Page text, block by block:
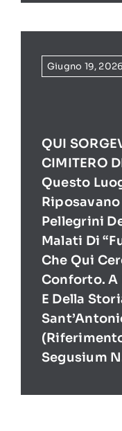
Giugno 19, 2026
QUI
CIMITERO
Questo
Pellegrini
Malati Di
Che Qui
Conforto. A
E Della
Segusium